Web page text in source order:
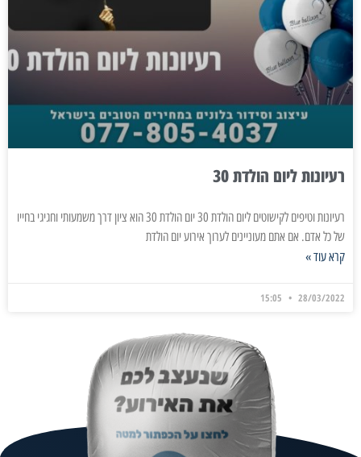
רעיונות ליום הולדת 30
רעיונות וטיפים לקישוטים ליום הולדת 30 יום הולדת 30 הוא ציון דרך משמעותי וחגיגי בחייו
של כל אדם. אם אתם מעוניינים לערוך אירוע יום הולדת
קרא עוד »
28/03/2022